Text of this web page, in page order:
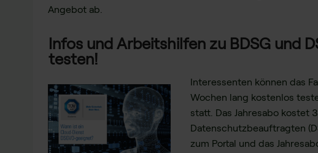
Angebot ab.
Infos und Arbeitshilfen zu BDSG und
testen!
Interessenten können das
Wochen lang kostenlos
statt. Das Jahresabo kostet
Datenschutzbeauftragten
zum Portal und das